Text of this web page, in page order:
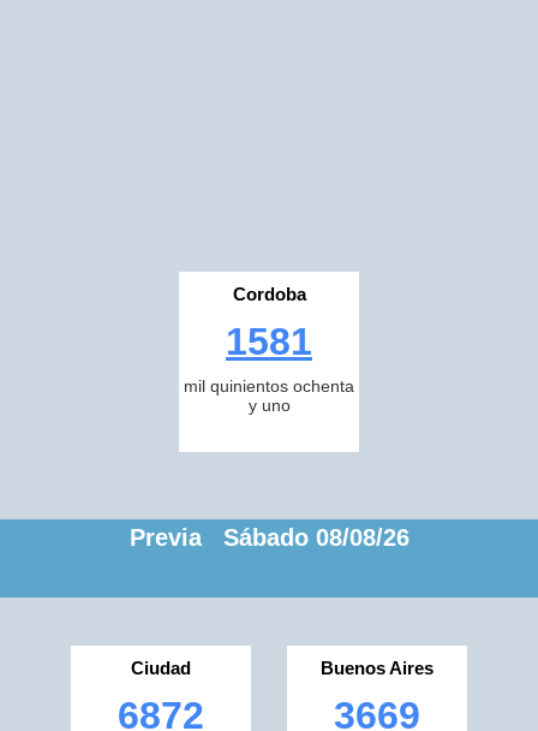
Cordoba
1581
mil quinientos ochenta
y uno
Previa Sábado 08/08/26
Ciudad
6872
Buenos Aires
3669